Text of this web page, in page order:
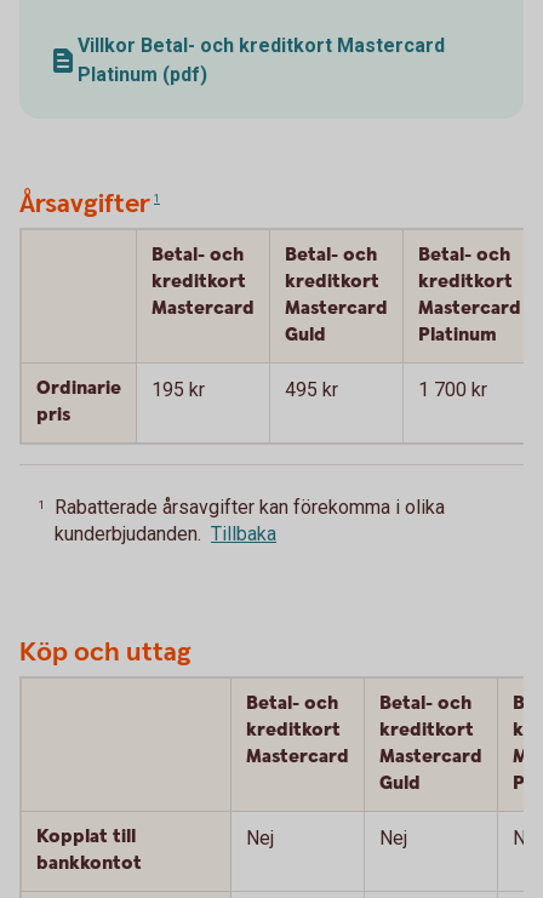
Villkor Betal- och kreditkort Mastercard
Platinum (pdf)
Årsavgifter 1
Betal- och
kreditkort
Mastercard
Betal- och
kreditkort
Mastercard
Guld
Betal- och
kreditkort
Mastercard
Platinum
Ordinarie
pris
195 kr 495 kr 1 700 kr
1
Rabatterade årsavgifter kan förekomma i olika
kunderbjudanden. Tillbaka
Köp och uttag
Betal- och
kreditkort
Mastercard
Betal- och
kreditkort
Mastercard
Guld
Kopplat till
bankkontot
Nej Nej Nej